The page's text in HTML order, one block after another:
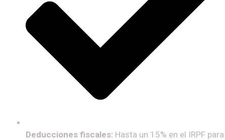
Deducciones fiscales: Hasta un 15% en el IRPF para